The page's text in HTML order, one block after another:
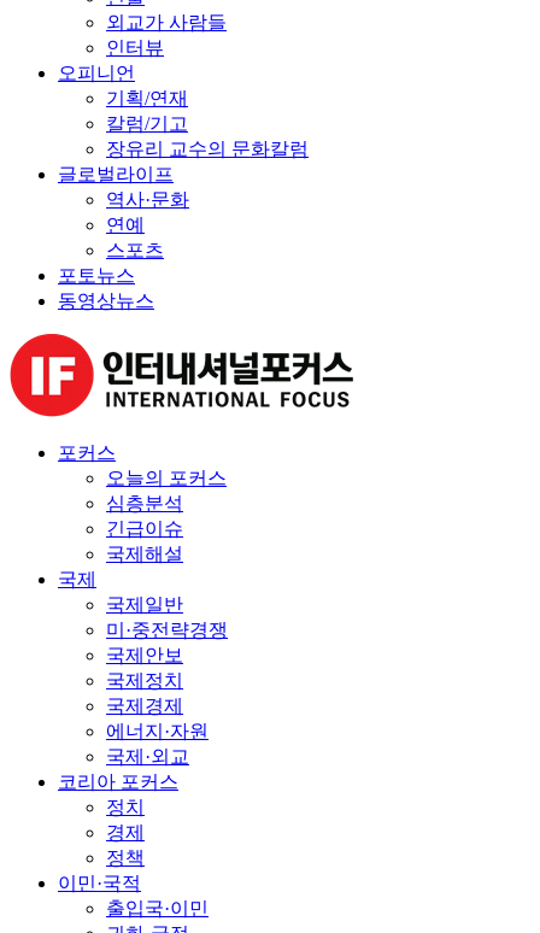
외교가 사람들
인터뷰
오피니언
기획/연재
칼럼/기고
장유리 교수의 문화칼럼
글로벌라이프
역사·문화
연예
스포츠
포토뉴스
동영상뉴스
포커스
오늘의 포커스
심층분석
긴급이슈
국제해설
국제
국제일반
미·중전략경쟁
국제안보
국제정치
국제경제
에너지·자원
국제·외교
코리아 포커스
정치
경제
정책
이민·국적
출입국·이민